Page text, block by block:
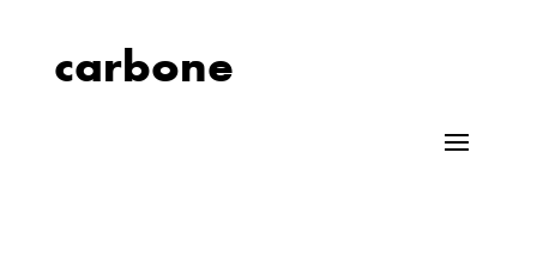
carbone